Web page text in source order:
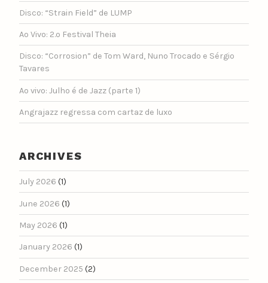
Disco: “Strain Field” de LUMP
Ao Vivo: 2.º Festival Theia
Disco: “Corrosion” de Tom Ward, Nuno Trocado e Sérgio
Tavares
Ao vivo: Julho é de Jazz (parte 1)
Angrajazz regressa com cartaz de luxo
ARCHIVES
July 2026 (1)
June 2026 (1)
May 2026 (1)
January 2026 (1)
December 2025 (2)